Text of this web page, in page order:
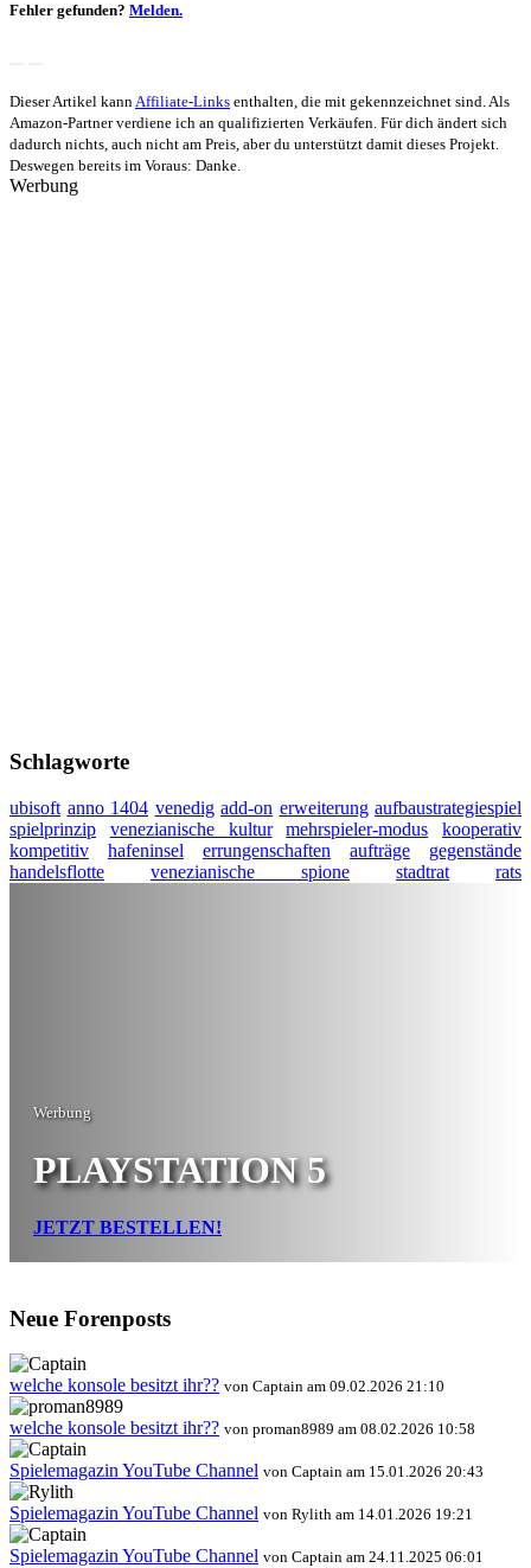
Fehler gefunden? Melden.
Dieser Artikel kann Affiliate-Links enthalten, die mit gekennzeichnet sind. Als
Amazon-Partner verdiene ich an qualifizierten Verkäufen. Für dich ändert sich
dadurch nichts, auch nicht am Preis, aber du unterstützt damit dieses Projekt.
Deswegen bereits im Voraus: Danke.
Werbung
Schlagworte
ubisoft anno 1404 venedig add-on erweiterung aufbaustrategiespiel
spielprinzip
venezianische kultur mehrspieler-modus
kooperativ
kompetitiv
hafeninsel errungenschaften aufträge
gegenstände
handelsflotte
venezianische spione stadtrat rats
Werbung
PLAYSTATION 5
JETZT BESTELLEN!
Neue Forenposts
welche konsole besitzt ihr?? von Captain am 09.02.2026 21:10
welche konsole besitzt ihr?? von proman8989 am 08.02.2026 10:58
Spielemagazin YouTube Channel von Captain am 15.01.2026 20:43
Spielemagazin YouTube Channel von Rylith am 14.01.2026 19:21
Spielemagazin YouTube Channel von Captain am 24.11.2025 06:01